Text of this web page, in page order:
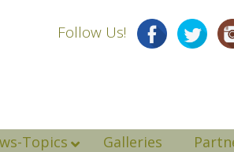
Follow Us!
Topics Galleries